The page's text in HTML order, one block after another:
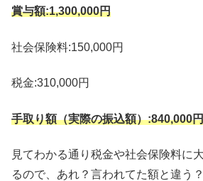
賞与額:1,300,000円
社会保険料:150,000円
税金:310,000円
手取り額（実際の振込額）:840,000円
見てわかる通り税金や社会保険料に
るので、あれ？言われてた額と違う